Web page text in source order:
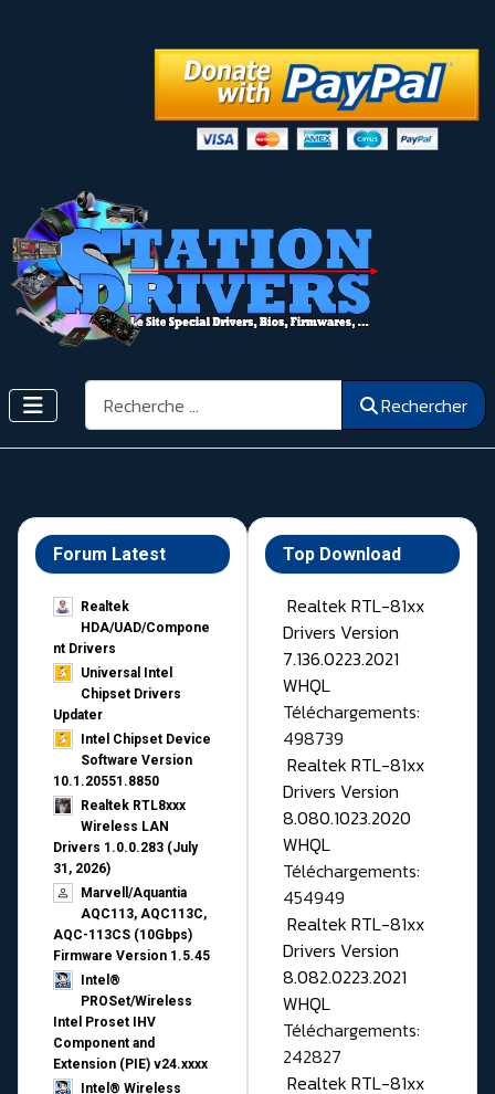
Rechercher Rechercher
Forum Latest
Realtek
HDA/UAD/Compone
nt Drivers
Universal Intel
Chipset Drivers
Updater​
Intel Chipset Device
Software Version
10.1.20551.8850
Realtek RTL8xxx
Wireless LAN
Drivers 1.0.0.283 (July
31, 2026)
Marvell/Aquantia
AQC113, AQC113C,
AQC-113CS (10Gbps)
Firmware Version 1.5.45
Intel®
PROSet/Wireless
Intel Proset IHV
Component and
Extension (PIE) v24.xxxx
Intel® Wireless
Top Download
Realtek RTL-81xx
Drivers Version
7.136.0223.2021
WHQL
Téléchargements:
498739
Realtek RTL-81xx
Drivers Version
8.080.1023.2020
WHQL
Téléchargements:
454949
Realtek RTL-81xx
Drivers Version
8.082.0223.2021
WHQL
Téléchargements:
242827
Realtek RTL-81xx